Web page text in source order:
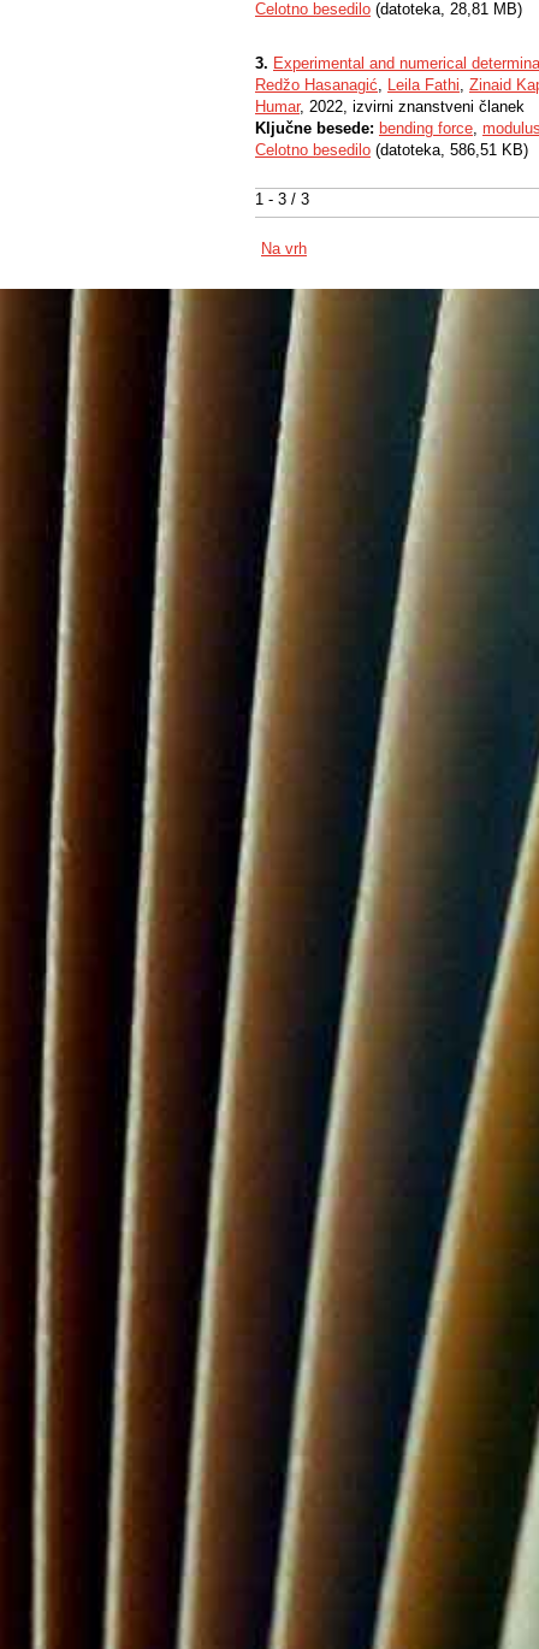
1 - 3 / 3
Celotno besedilo (datoteka, 28,81 MB)
3. Experimental and numerical
Redžo Hasanagić, Leila Fathi, Zinaid
Humar, 2022, izvirni znanstveni članek
Ključne besede: bending force,
Celotno besedilo (datoteka, 586,51 KB)
Na vrh